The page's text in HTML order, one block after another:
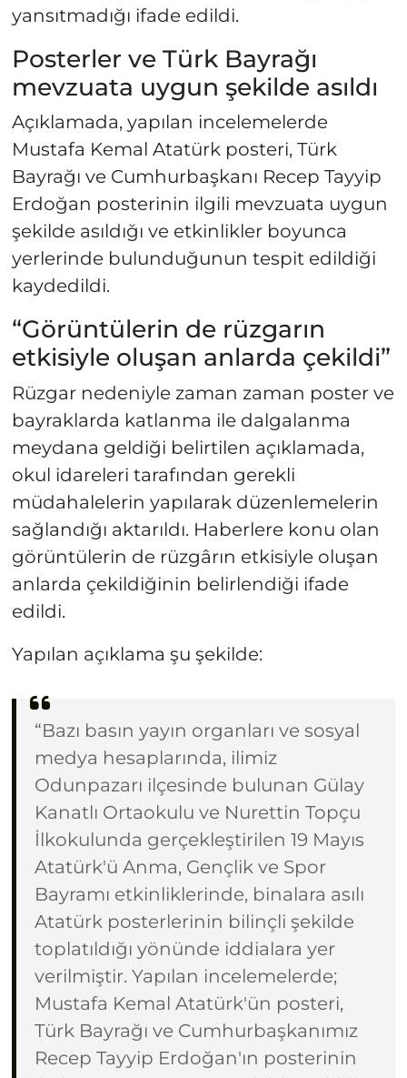
yansıtmadığı ifade edildi.
Posterler ve Türk Bayrağı
mevzuata uygun şekilde asıldı
Açıklamada, yapılan incelemelerde
Mustafa Kemal Atatürk posteri, Türk
Bayrağı ve Cumhurbaşkanı Recep Tayyip
Erdoğan posterinin ilgili mevzuata uygun
şekilde asıldığı ve etkinlikler boyunca
yerlerinde bulunduğunun tespit edildiği
kaydedildi.
“Görüntülerin de rüzgarın
etkisiyle oluşan anlarda çekildi”
Rüzgar nedeniyle zaman zaman poster ve
bayraklarda katlanma ile dalgalanma
meydana geldiği belirtilen açıklamada,
okul idareleri tarafından gerekli
müdahalelerin yapılarak düzenlemelerin
sağlandığı aktarıldı. Haberlere konu olan
görüntülerin de rüzgârın etkisiyle oluşan
anlarda çekildiğinin belirlendiği ifade
edildi.
Yapılan açıklama şu şekilde:
“Bazı basın yayın organları ve sosyal
medya hesaplarında, ilimiz
Odunpazarı ilçesinde bulunan Gülay
Kanatlı Ortaokulu ve Nurettin Topçu
İlkokulunda gerçekleştirilen 19 Mayıs
Atatürk'ü Anma, Gençlik ve Spor
Bayramı etkinliklerinde, binalara asılı
Atatürk posterlerinin bilinçli şekilde
toplatıldığı yönünde iddialara yer
verilmiştir. Yapılan incelemelerde;
Mustafa Kemal Atatürk'ün posteri,
Türk Bayrağı ve Cumhurbaşkanımız
Recep Tayyip Erdoğan'ın posterinin